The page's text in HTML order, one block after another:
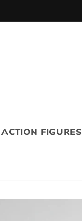
ACTION FIGURES